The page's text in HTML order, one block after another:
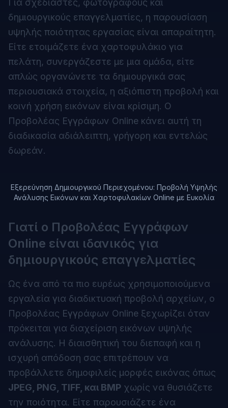
Για σχεδιαστές, φωτογράφους και
δημιουργικούς επαγγελματίες, η παρουσίαση
υψηλής ποιότητας εργασίας είναι απαραίτητη.
Είτε ετοιμάζετε ένα χαρτοφυλάκιο για
πελάτη, συνεργάζεστε με μια ομάδα, είτε
απλώς οργανώνετε τα δημιουργικά σας
περιουσιακά στοιχεία, η αξιόπιστη προβολή και
κοινή χρήση εικόνων είναι κρίσιμη. Ο
Προβολέας Εγγράφων Online κάνει αυτή τη
διαδικασία αδιάλειπτη, γρήγορη και εντελώς
δωρεάν.
Εξερεύνηση Δημιουργικού Περιεχομένου: Προβολή Υψηλής
Ανάλυσης Εικόνων και Χαρτοφυλακίων Online με Ευκολία
Γιατί ο Προβολέας Εγγράφων
Online είναι ιδανικός για
δημιουργικούς επαγγελματίες
Ως ένα από τα πιο ευρέως χρησιμοποιούμενα
εργαλεία για διαδικτυακή προβολή αρχείων, ο
Προβολέας Εγγράφων Online ξεχωρίζει όταν
πρόκειται για διαχείριση εικόνων υψηλής
ανάλυσης. Η διαισθητική του διεπαφή και η
ισχυρή απόδοση σας επιτρέπουν να
προβάλλετε δημοφιλείς μορφές εικόνας όπως
JPEG, PNG, TIFF, και BMP χωρίς να θυσιάζετε
την ποιότητα. Είτε παρουσιάζετε ένα